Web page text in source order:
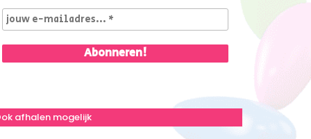
afhalen mogelijk